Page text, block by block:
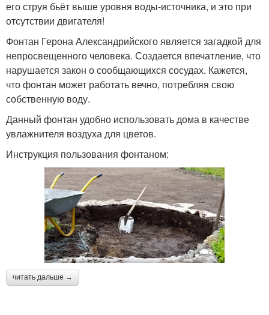
его струя бьёт выше уровня воды-источника, и это при
отсутствии двигателя!
Фонтан Герона Александрийского является загадкой для
непросвещенного человека. Создается впечатление, что
нарушается закон о сообщающихся сосудах. Кажется,
что фонтан может работать вечно, потребляя свою
собственную воду.
Данный фонтан удобно использовать дома в качестве
увлажнителя воздуха для цветов.
Инструкция пользования фонтаном:
читать дальше →